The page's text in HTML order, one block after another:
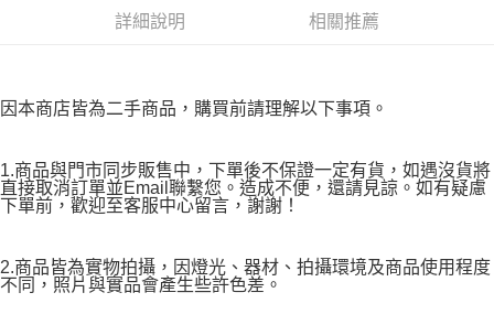
請求用戶進行身份認證。
５．嚴禁一人註冊多個帳號或使用他人資訊註冊。若發現惡意使用之情形，
詳細說明 相關推薦
因本商店皆為二手商品，購買前請理解以下事項。
1.商品與門市同步販售中，下單後不保證一定有貨，如遇沒貨將
直接取消訂單並Email聯繫您。造成不便，還請見諒。如有疑慮
下單前，歡迎至客服中心留言，謝謝！
2.商品皆為實物拍攝，因燈光、器材、拍攝環境及商品使用程度
不同，照片與實品會產生些許色差。